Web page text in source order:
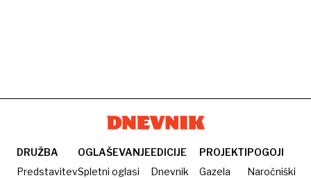
DRUŽBA
Predstavitev
OGLAŠEVANJE
Spletni oglasi
EDICIJE
Dnevnik
PROJEKTI
Gazela
POGOJI
Naročniški